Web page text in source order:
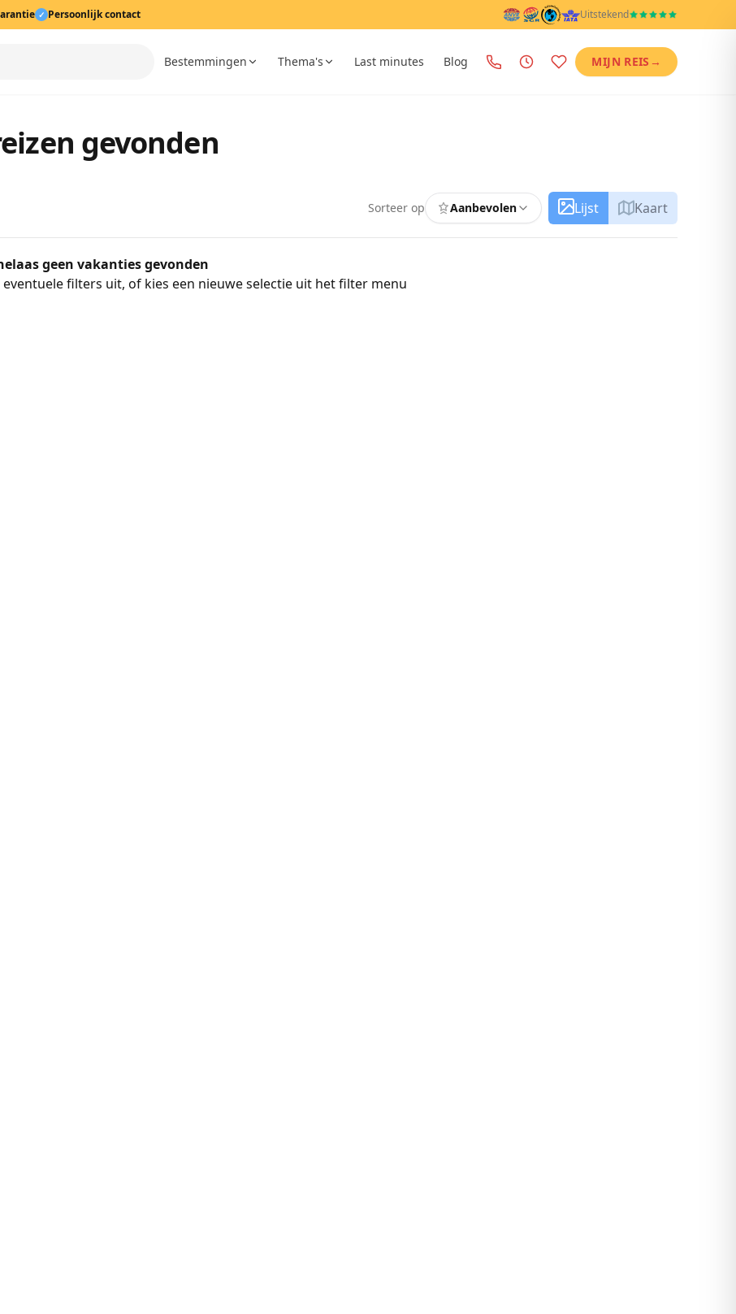
✓ Persoonlijk contact Uitstekend
Bestemmingen Thema's Last minutes Blog MIJN REIS →
gevonden
Sorteer op Aanbevolen Lijst Kaart
geen vakanties gevonden
eventuele filters uit, of kies een nieuwe selectie uit het filter menu